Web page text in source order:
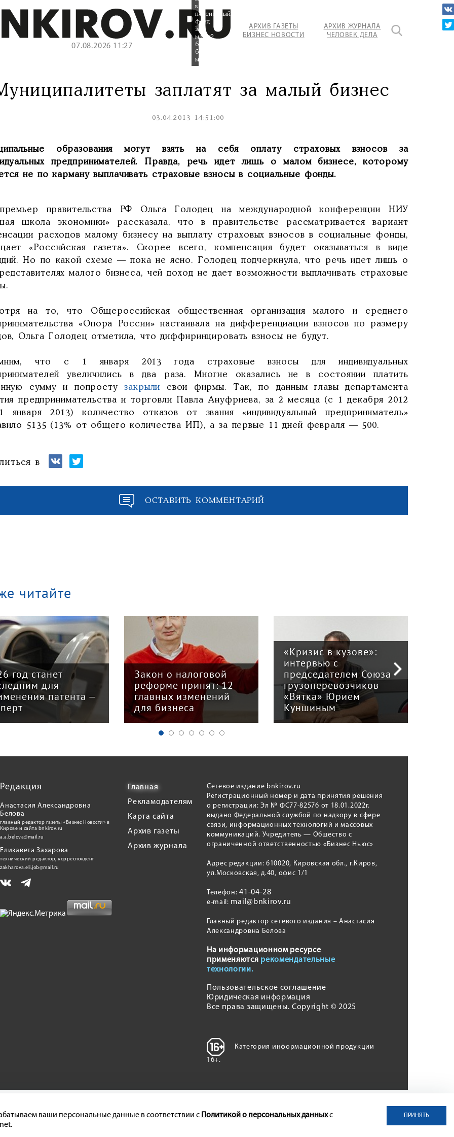
07.08.2026 11:27
АРХИВ ГАЗЕТЫ
БИЗНЕС НОВОСТИ
АРХИВ ЖУРНАЛА
ЧЕЛОВЕК ДЕЛА
в
пенсионный
фонд
за
малый
бизнес
будут
муниципалитеты.
заплатят за малый бизнес
03.04.2013 14:51:00
образования могут взять на себя оплату страховых взносов за
предпринимателей. Правда, речь идет лишь о малом бизнесе, которому
не по карману выплачивать страховые взносы в социальные фонды.
премьер правительства РФ Ольга Голодец на международной конференции НИУ
школа экономики» рассказала, что в правительстве рассматривается вариант
расходов малому бизнесу на выплату страховых взносов в социальные фонды,
«Российская газета». Скорее всего, компенсация будет оказываться в виде
Но по какой схеме — пока не ясно. Голодец подчеркнула, что речь идет лишь о
малого бизнеса, чей доход не дает возможности выплачивать страховые
на то, что Общероссийская общественная организация малого и среднего
«Опора России» настаивала на дифференциации взносов по размеру
Ольга Голодец отметила, что диффиринцировать взносы не будут.
что с 1 января 2013 года страховые взносы для индивидуальных
увеличились в два раза. Многие оказались не в состоянии платить
сумму и попростузакрыли свои фирмы. Так, по данным главы департамента
предпринимательства и торговли Павла Ануфриева, за 2 месяца (с 1 декабря 2012
января 2013) количество отказов от звания «индивидуальный предприниматель»
5135 (13% от общего количества ИП), а за первые 11 дней февраля — 500.
в
ОСТАВИТЬ КОММЕНТАРИЙ
читайте
год станет
для
патента —
Закон о налоговой
реформе принят: 12
главных изменений
для бизнеса
«Кризис в кузове»:
интервью с
председателем Союза
грузоперевозчиков
«Вятка» Юрием
Куншиным
Редакция
Анастасия Александровна
Белова
главный редактор газеты «Бизнес Новости» в
Кирове и сайта bnkirov.ru
a.a.belova@mail.ru
Елизавета Захарова
технический редактор, корреспондент
zakharova.eli.job@mail.ru
Главная
Рекламодателям
Карта сайта
Архив газеты
Архив журнала
Сетевое издание bnkirov.ru
Регистрационный номер и дата принятия решения
о регистрации: Эл № ФС77-82576 от 18.01.2022г.
выдано Федеральной службой по надзору в сфере
связи, информационных технологий и массовых
коммуникаций. Учредитель — Общество с
ограниченной ответственностью «Бизнес Ньюс»
Адрес редакции: 610020, Кировская обл., г.Киров,
ул.Московская, д.40, офис 1/1
Телефон:41-04-28
e-mail: mail@bnkirov.ru
Главный редактор сетевого издания – Анастасия
Александровна Белова
На информационном ресурсе
применяются рекомендательные
технологии.
Пользовательское соглашение
Юридическая информация
Все права защищены. Copyright © 2025
Категория информационной продукции
16+.
ваши персональные данные в соответствии с Политикой о персональных данныхс
ПРИНЯТЬ